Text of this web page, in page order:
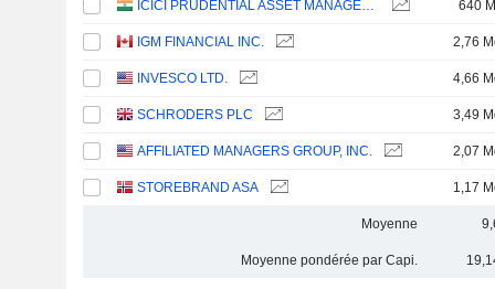
ICICI PRUDENTIAL ASSET MANAGEMENT COMPANY LIMITED 640 M
IGM FINANCIAL INC. 2,76
INVESCO LTD. 4,66
SCHRODERS PLC 3,49
AFFILIATED MANAGERS GROUP, INC. 2,07
STOREBRAND ASA 1,17
Moyenne
Moyenne pondérée par Capi.